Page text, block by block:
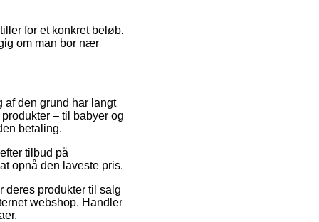
for et konkret beløb.
om man bor nær
af den grund har langt
– til babyer og
betaling.
tilbud på
opnå den laveste pris.
deres produkter til salg
webshop. Handler